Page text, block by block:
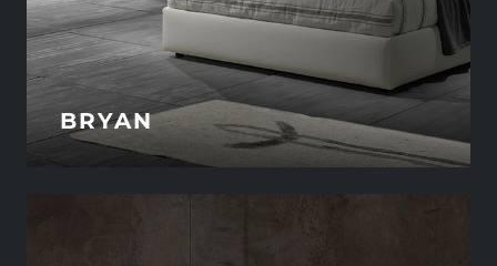
BRYAN